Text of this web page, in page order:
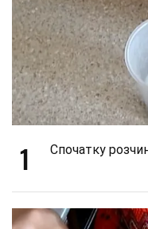
1 Спочатку